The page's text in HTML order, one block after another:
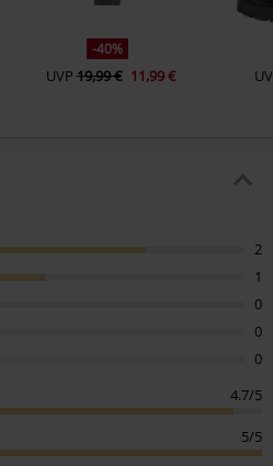
-40%
UVP 19,99 € 11,99 €
2
1
0
0
0
4.7/5
5/5